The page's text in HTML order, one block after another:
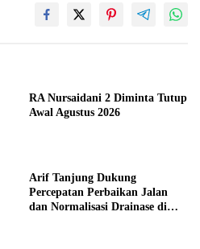
RA Nursaidani 2 Diminta Tutup
Awal Agustus 2026
Arif Tanjung Dukung
Percepatan Perbaikan Jalan
dan Normalisasi Drainase di